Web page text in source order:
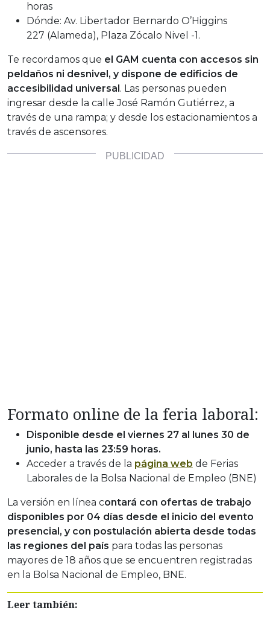
horas
Dónde: Av. Libertador Bernardo O’Higgins
227 (Alameda), Plaza Zócalo Nivel -1.
Te recordamos que el GAM cuenta con accesos sin
peldaños ni desnivel, y dispone de edificios de
accesibilidad universal . Las personas pueden
ingresar desde la calle José Ramón Gutiérrez, a
través de una rampa; y desde los estacionamientos a
través de ascensores.
Formato online de la feria laboral:
Disponible desde el viernes 27 al lunes 30 de
junio, hasta las 23:59 horas.
Acceder a través de la página web de Ferias
Laborales de la Bolsa Nacional de Empleo (BNE)
La versión en línea contará con ofertas de trabajo
disponibles por 04 días desde el inicio del evento
presencial, y con postulación abierta desde todas
las regiones del país para todas las personas
mayores de 18 años que se encuentren registradas
en la Bolsa Nacional de Empleo, BNE.
Leer también: